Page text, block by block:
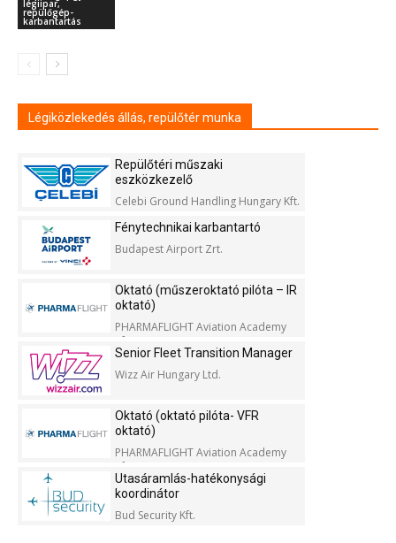
légiipar,
repülőgép-
karbantartás
Légiközlekedés állás, repülőtér munka
Repülőtéri műszaki
eszközkezelő
Celebi Ground Handling Hungary Kft.
Fénytechnikai karbantartó
Budapest Airport Zrt.
Oktató (műszeroktató pilóta – IR
oktató)
PHARMAFLIGHT Aviation Academy
Kft.
Senior Fleet Transition Manager
Wizz Air Hungary Ltd.
Oktató (oktató pilóta- VFR
oktató)
PHARMAFLIGHT Aviation Academy
Kft.
Utasáramlás-hatékonysági
koordinátor
Bud Security Kft.